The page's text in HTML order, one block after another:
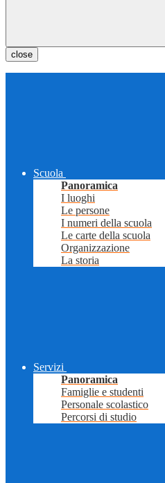
close
Scuola
Panoramica
I luoghi
Le persone
I numeri della scuola
Le carte della scuola
Organizzazione
La storia
Servizi
Panoramica
Famiglie e studenti
Personale scolastico
Percorsi di studio